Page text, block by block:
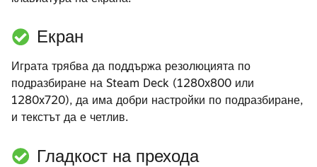
Екран
Играта трябва да поддържа резолюцията по
подразбиране на Steam Deck (1280x800 или
1280x720), да има добри настройки по подразбиране,
и текстът да е четлив.
Гладкост на прехода